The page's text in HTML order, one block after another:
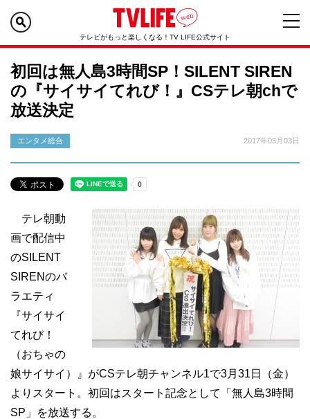
テレビがもっと楽しくなる！TV LIFE公式サイト
初回は無人島3時間SP！SILENT SIREN
の『サイサイてれび！』CSテレ朝chで
放送決定
エンタメ総合 2017年03月03日
テレ朝動
画で配信中
のSILENT
SIRENのバ
ラエティ
『サイサイ
てれび！
（おちゃの
娘サイサイ）』がCSテレ朝チャンネル1で3月31日（金）
よりスタート。初回はスタート記念として「無人島3時間
SP」を放送する。